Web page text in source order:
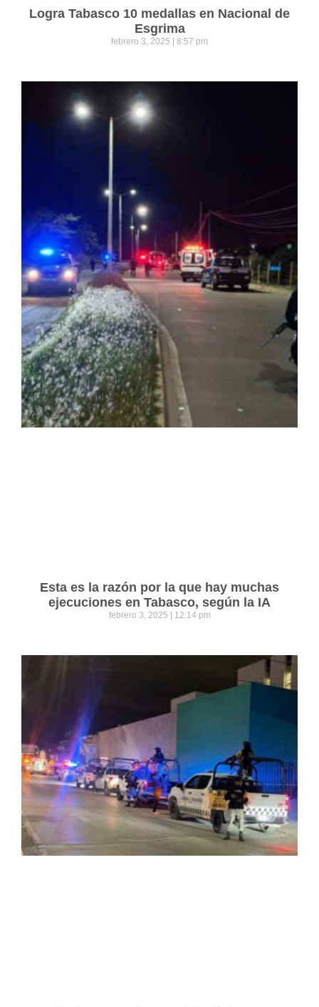
Logra Tabasco 10 medallas en Nacional de
Esgrima
febrero 3, 2025 8:57 pm
Esta es la razón por la que hay muchas
ejecuciones en Tabasco, según la IA
febrero 3, 2025 12:14 pm